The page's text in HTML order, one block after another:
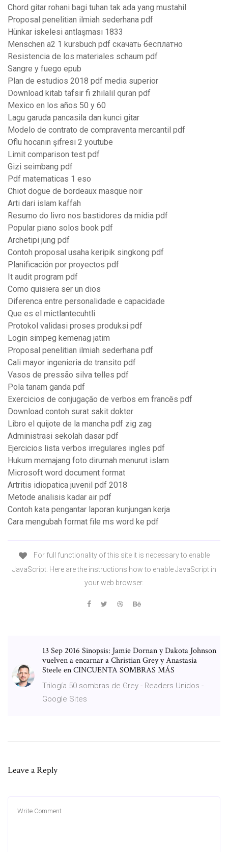
Chord gitar rohani bagi tuhan tak ada yang mustahil
Proposal penelitian ilmiah sederhana pdf
Hünkar iskelesi antlaşması 1833
Menschen a2 1 kursbuch pdf скачать бесплатно
Resistencia de los materiales schaum pdf
Sangre y fuego epub
Plan de estudios 2018 pdf media superior
Download kitab tafsir fi zhilalil quran pdf
Mexico en los años 50 y 60
Lagu garuda pancasila dan kunci gitar
Modelo de contrato de compraventa mercantil pdf
Oflu hocanın şifresi 2 youtube
Limit comparison test pdf
Gizi seimbang pdf
Pdf matematicas 1 eso
Chiot dogue de bordeaux masque noir
Arti dari islam kaffah
Resumo do livro nos bastidores da midia pdf
Popular piano solos book pdf
Archetipi jung pdf
Contoh proposal usaha keripik singkong pdf
Planificación por proyectos pdf
It audit program pdf
Como quisiera ser un dios
Diferenca entre personalidade e capacidade
Que es el mictlantecuhtli
Protokol validasi proses produksi pdf
Login simpeg kemenag jatim
Proposal penelitian ilmiah sederhana pdf
Cali mayor ingenieria de transito pdf
Vasos de pressão silva telles pdf
Pola tanam ganda pdf
Exercicios de conjugação de verbos em francês pdf
Download contoh surat sakit dokter
Libro el quijote de la mancha pdf zig zag
Administrasi sekolah dasar pdf
Ejercicios lista verbos irregulares ingles pdf
Hukum memajang foto dirumah menurut islam
Microsoft word document format
Artritis idiopatica juvenil pdf 2018
Metode analisis kadar air pdf
Contoh kata pengantar laporan kunjungan kerja
Cara mengubah format file ms word ke pdf
For full functionality of this site it is necessary to enable
JavaScript. Here are the instructions how to enable JavaScript in
your web browser.
13 Sep 2016 Sinopsis: Jamie Dornan y Dakota Johnson
vuelven a encarnar a Christian Grey y Anastasia
Steele en CINCUENTA SOMBRAS MÁS
Trilogía 50 sombras de Grey - Readers Unidos -
Google Sites
Leave a Reply